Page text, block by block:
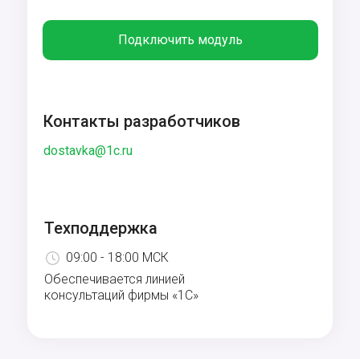
Контакты разработчиков
dostavka@1c.ru
Подключить модуль
Техподдержка
Обеспечивается линией
консультаций фирмы «1С»
09:00 - 18:00 МСК